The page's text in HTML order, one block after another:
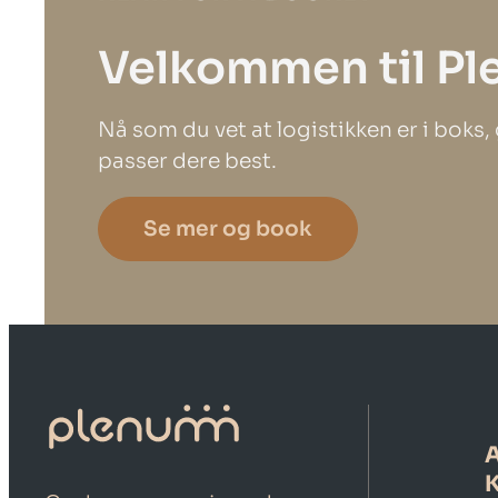
Velkommen til
Nå som du vet at logistikken er i
passer dere best.
Se mer og book